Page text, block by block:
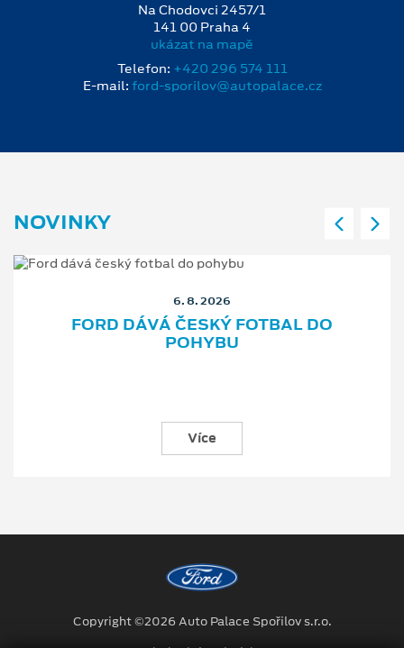
Na Chodovci 2457/1
141 00 Praha 4
ukázat na mapě
Telefon: +420 296 574 111
E-mail: ford-sporilov@autopalace.cz
NOVINKY
6. 8. 2026
FORD DÁVÁ ČESKÝ FOTBAL DO
POHYBU
Více
Copyright ©2026 Auto Palace Spořilov s.r.o.